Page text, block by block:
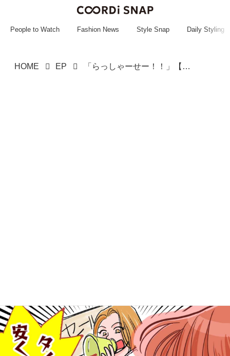
~~~~~~~~~~~
People to Watch Fashion News Style Snap Daily Styling
HOME EP 「らっしゃーせー！！」【店長が悲鳴をあげる】ママ友の“独特な接客術”！？